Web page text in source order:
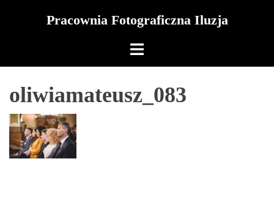
Pracownia Fotograficzna Iluzja
oliwiamateusz_083